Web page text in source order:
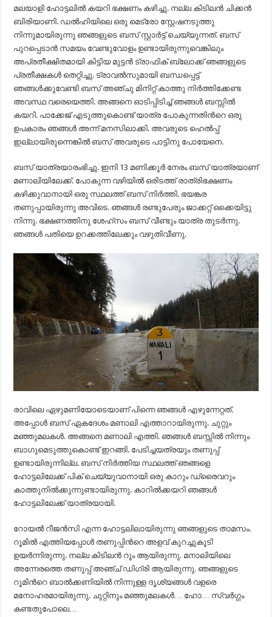
മലയാളി ഹോട്ടലില്‍ കയറി ഭക്ഷണം കഴിച്ചു. നല്ല കിടിലന്‍ ചിക്കന്‍
ബിരിയാണി. ഡല്‍ഹിയിലെ ഒരു മെട്രോ സ്റ്റേഷനടുത്തു
നിന്നുമായിരുന്നു ഞങ്ങളുടെ ബസ് സ്റ്റാര്‍ട്ട്‌ ചെയ്യുന്നത്. ബസ്
പുറപ്പെടാന്‍ സമയം വേണ്ടുവോളം ഉണ്ടായിരുന്നുവെങ്കിലും
അപ്രതീക്ഷിതമായി കിട്ടിയ മുട്ടന്‍ ട്രാഫിക് ബ്ലോക്ക് ഞങ്ങളുടെ
പ്രതീക്ഷകള്‍ തെറ്റിച്ചു. ട്രാവല്‍സുമായി ബന്ധപ്പെട്ട്
ഞങ്ങള്‍ക്കുവേണ്ടി ബസ് അഞ്ചു മിനിറ്റ് കാത്തു നിര്‍ത്തിക്കേണ്ട
അവസ്ഥ വരെയെത്തി. അങ്ങനെ ഓടിപ്പിടിച്ച് ഞങ്ങള്‍ ബസ്സില്‍
കയറി. പാക്കേജ് എടുത്തുകൊണ്ട് യാത്ര പോകുന്നതിന്‍റെ ഒരു
ഉപകാരം ഞങ്ങള്‍ അന്ന് മനസിലാക്കി. അവരുടെ ഹെല്‍പ്പ്
ഇല്ലായിരുന്നെങ്കില്‍ ബസ് അവരുടെ പാട്ടിനു പോയേനെ.
ബസ് യാത്രയാരംഭിച്ചു. ഇനി 13 മണിക്കൂര്‍ നേരം ബസ് യാത്രയാണ്
മണാലിയിലേക്ക്. പോകുന്ന വഴിയില്‍ ഒരിടത്ത് രാത്രിഭക്ഷണം
കഴിക്കുവാനായി ഒരു സ്ഥലത്ത് ബസ് നിര്‍ത്തി. ഭയങ്കര
തണുപ്പായിരുന്നു അവിടെ. ഞങ്ങള്‍ രണ്ടുപേരും ജാക്കറ്റ് ഒക്കെയിട്ടു
നിന്നു. ഭക്ഷണത്തിനു ശേഹ്സം ബസ് വീണ്ടും യാത്ര തുടര്‍ന്നു.
ഞങ്ങള്‍ പതിയെ ഉറക്കത്തിലേക്കും വഴുതിവീണു.
രാവിലെ ഏഴുമണിയോടെയാണ് പിന്നെ ഞങ്ങള്‍ എഴുന്നേറ്റത്.
അപ്പോള്‍ ബസ് ഏകദേശം മണാലി എത്താറായിരുന്നു. ചുറ്റും
മഞ്ഞുമലകള്‍. അങ്ങനെ മണാലി എത്തി. ഞങ്ങള്‍ ബസ്സില്‍ നിന്നും
ബാഗുമെടുത്തുകൊണ്ട് ഇറങ്ങി. പേടിച്ചയത്രയും തണുപ്പ്
ഉണ്ടായിരുന്നില്ല. ബസ് നിര്‍ത്തിയ സ്ഥലത്ത് ഞങ്ങളെ
ഹോട്ടലിലേക്ക് പിക് ചെയ്യുവാനായി ഒരു കാറും ഡ്രൈവറും
കാത്തുനില്‍ക്കുന്നുണ്ടായിരുന്നു. കാറില്‍ക്കയറി ഞങ്ങള്‍
ഹോട്ടലിലേക്ക് യാത്രയായി.
റോയല്‍ റീജന്‍സി എന്ന ഹോട്ടലിലായിരുന്നു ഞങ്ങളുടെ താമസം.
റൂമില്‍ എത്തിയപ്പോള്‍ തണുപ്പിന്‍റെ അളവ് കുറച്ചുകൂടി
ഉയര്‍ന്നിരുന്നു. നല്ല കിടിലന്‍ റൂം ആയിരുന്നു. മനാലിയിലെ
അന്നേരത്തെ തണുപ്പ് അഞ്ച് ഡിഗ്രി ആയിരുന്നു. ഞങ്ങളുടെ
റൂമിന്‍റെ ബാല്‍ക്കണിയില്‍ നിന്നുള്ള ദൃശ്യങ്ങള്‍ വളരെ
മനോഹരമായിരുന്നു. ചുറ്റിനും മഞ്ഞുമലകള്‍… ഹോ… സ്വര്‍ഗ്ഗം
കണ്ടതുപോലെ…